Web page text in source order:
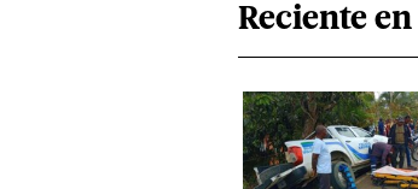
Reciente en